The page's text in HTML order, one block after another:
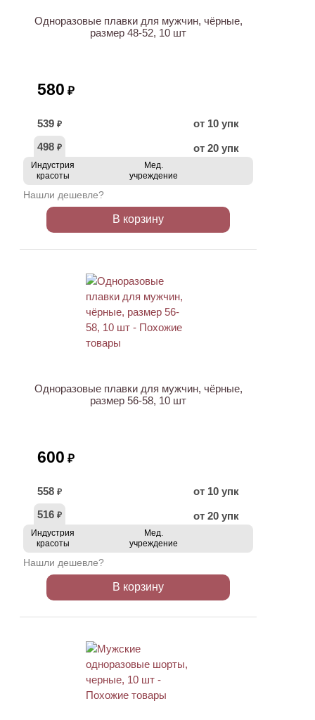
Одноразовые плавки для мужчин, чёрные,
размер 48-52, 10 шт
580 ₽
539 ₽
от 10 упк
498 ₽ от 20 упк
Индустрия
красоты
Мед.
учреждение
Нашли дешевле?
В корзину
Одноразовые плавки для мужчин, чёрные,
размер 56-58, 10 шт
600 ₽
558 ₽
от 10 упк
516 ₽ от 20 упк
Индустрия
красоты
Мед.
учреждение
Нашли дешевле?
В корзину